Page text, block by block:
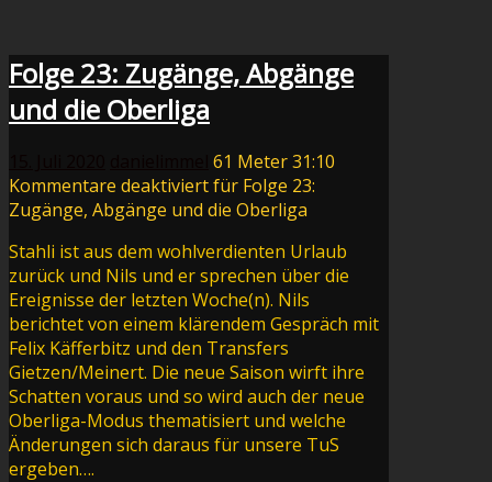
Folge 23: Zugänge, Abgänge
und die Oberliga
61 Meter31:10
Kommentare deaktiviertfür Folge 23:
Zugänge, Abgänge und die Oberliga
Stahli ist aus dem wohlverdienten Urlaub
zurück und Nils und er sprechen über die
Ereignisse der letzten Woche(n). Nils
berichtet von einem klärendem Gespräch mit
Felix Käfferbitz und den Transfers
Gietzen/Meinert. Die neue Saison wirft ihre
Schatten voraus und so wird auch der neue
Oberliga-Modus thematisiert und welche
Änderungen sich daraus für unsere TuS
ergeben….